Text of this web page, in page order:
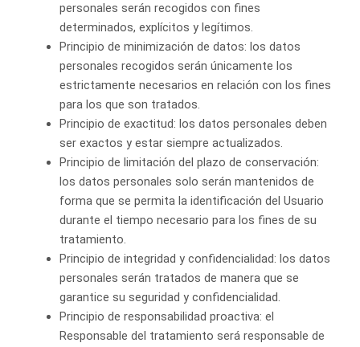
personales serán recogidos con fines
determinados, explícitos y legítimos.
Principio de minimización de datos: los datos
personales recogidos serán únicamente los
estrictamente necesarios en relación con los fines
para los que son tratados.
Principio de exactitud: los datos personales deben
ser exactos y estar siempre actualizados.
Principio de limitación del plazo de conservación:
los datos personales solo serán mantenidos de
forma que se permita la identificación del Usuario
durante el tiempo necesario para los fines de su
tratamiento.
Principio de integridad y confidencialidad: los datos
personales serán tratados de manera que se
garantice su seguridad y confidencialidad.
Principio de responsabilidad proactiva: el
Responsable del tratamiento será responsable de